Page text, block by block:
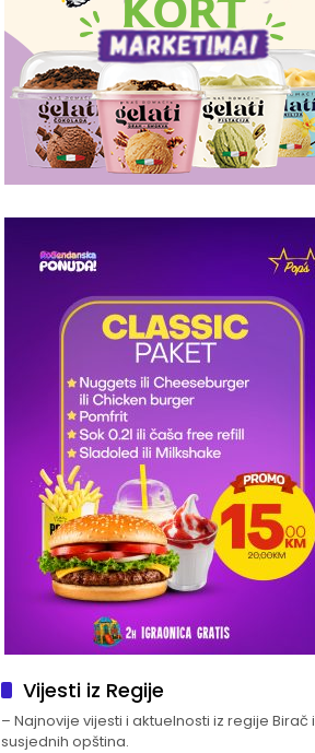
Vijesti iz Regije
– Najnovije vijesti i aktuelnosti iz regije Birač i
susjednih opština.